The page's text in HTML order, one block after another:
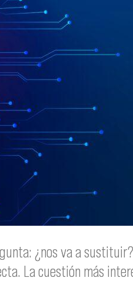
¿nos va a sustituir?
. La cuestión más